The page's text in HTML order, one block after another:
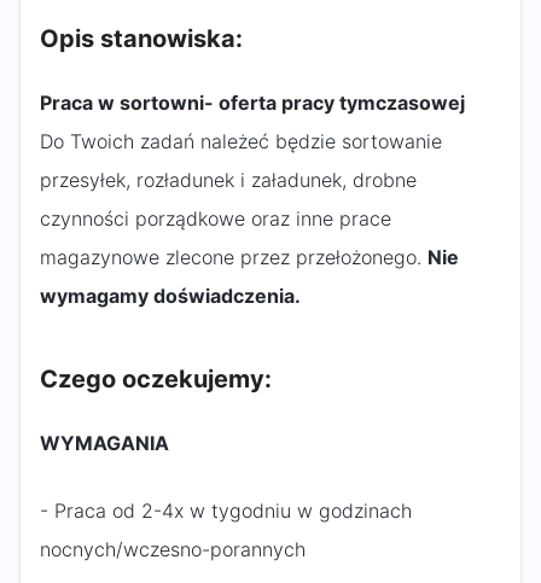
Opis stanowiska:
Praca w sortowni- oferta pracy tymczasowej
Do Twoich zadań należeć będzie sortowanie
przesyłek, rozładunek i załadunek, drobne
czynności porządkowe oraz inne prace
magazynowe zlecone przez przełożonego. Nie
wymagamy doświadczenia.
Czego oczekujemy:
WYMAGANIA
- Praca od 2-4x w tygodniu w godzinach
nocnych/wczesno-porannych